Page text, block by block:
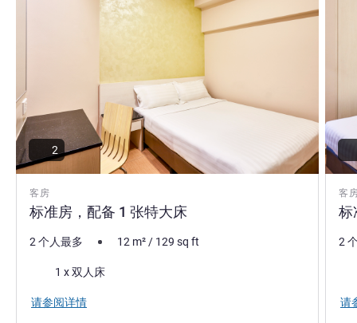
客房
标准房，配备 1 张特大床
2
2 个人最多 12 m²/ 129 sq ft
床上用品1 x 双人床
请参阅详情
客
标
2
请